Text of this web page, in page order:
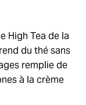
High Tea de la
du thé sans
remplie de
à la crème